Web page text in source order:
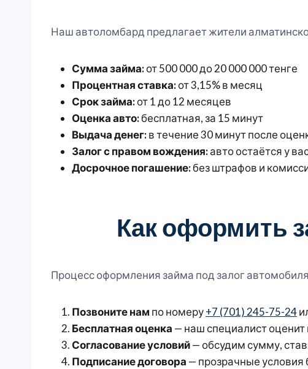
Наш автоломбард предлагает жители
Сумма займа:от 500 000 до 20 000 000 тенге
Процентная ставка:от 3,15% в месяц
Срок займа:от 1 до 12 месяцев
Оценка авто:бесплатная, за 15 минут
Выдача денег:в течение 30 минут после
Залог с правом вождения:авто остаётся у
Досрочное погашение:без штрафов и
Как оформить
Процесс оформления займа под залог
Позвоните нам по номеру+7 (701) 245-75-24
Бесплатная оценка — наш специалист
Согласование условий— обсудим сумму,
Подписание договора — прозрачные условия